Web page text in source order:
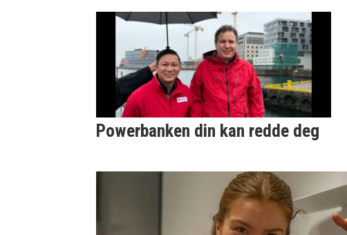
Powerbanken din kan redde deg